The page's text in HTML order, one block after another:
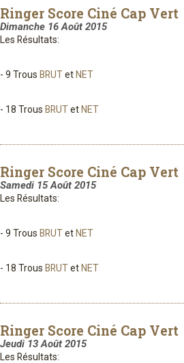
Ringer Score Ciné Cap Vert
Dimanche 16 Août 2015
Les Résultats:
- 9 Trous BRUTetNET
- 18 Trous BRUTetNET
Ringer Score Ciné Cap Vert
Samedi 15 Août 2015
Les Résultats:
- 9 Trous BRUTetNET
- 18 Trous BRUTetNET
Ringer Score Ciné Cap Vert
Jeudi 13 Août 2015
Les Résultats: